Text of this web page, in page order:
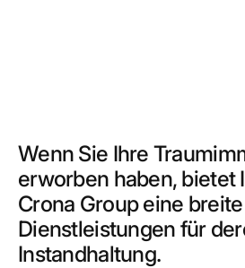
Wenn Sie Ihre
erworben haben, bietet
Crona Group eine
Dienstleistungen für
Instandhaltung.